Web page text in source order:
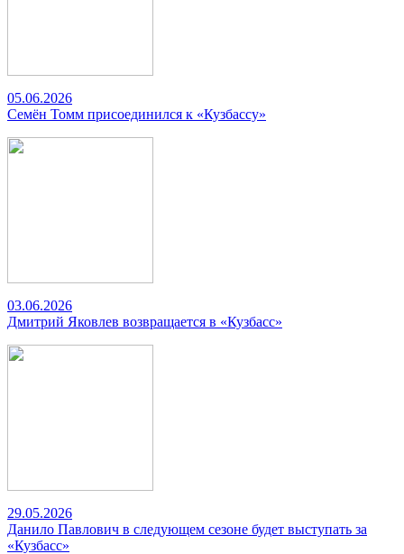
05.06.2026
Семён Томм присоединился к «Кузбассу»
03.06.2026
Дмитрий Яковлев возвращается в «Кузбасс»
29.05.2026
Данило Павлович в следующем сезоне будет выступать за
«Кузбасс»